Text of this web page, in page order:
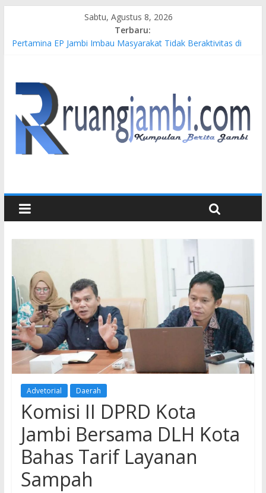
Sabtu, Agustus 8, 2026
Terbaru:
Pertamina EP Jambi Imbau Masyarakat Tidak Beraktivitas di
Didampingi Pengacara Chris Januardi
Hj. Hesti Haris Dorong Lahirnya Wirausaha Muda Melalui
Pelatihan Batik Kontemporer PKW
Siap Dukung Kegiatan Hulu Migas, Kapolda Jambi Kunjungi
FSO 115
Gubernur Al Haris Buka Turnamen Tenis Antar Alumni
Advetorial Daerah
Komisi II DPRD Kota
Jambi Bersama DLH Kota
Bahas Tarif Layanan
Sampah